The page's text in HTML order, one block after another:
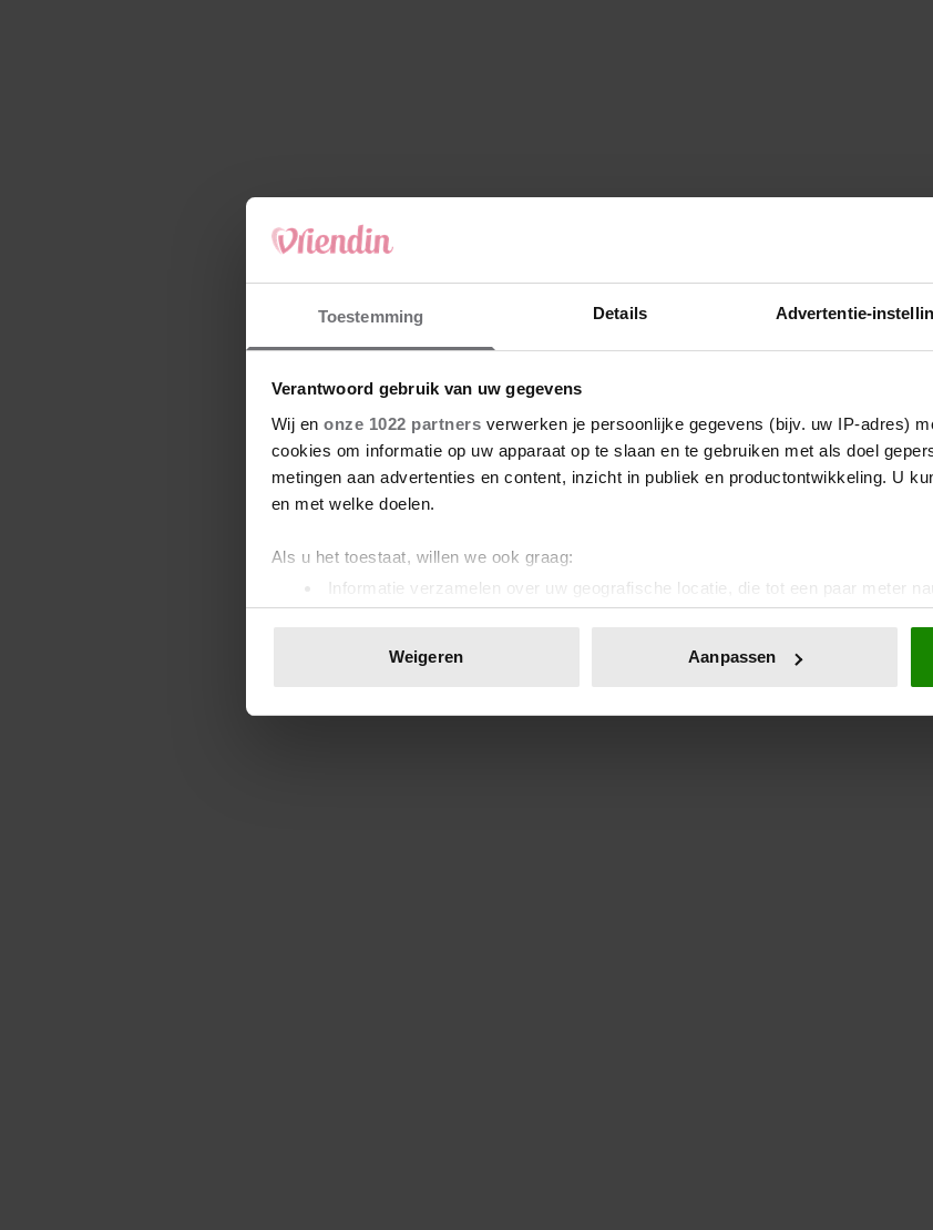
Toestemming Details Advertentie-
Verantwoord gebruik van uw gegevens
Wij en onze 1022 partners verwerken je persoonlijke gegevens (bijv. uw IP-adres)
cookies om informatie op uw apparaat op te slaan en te gebruiken met als doel
metingen aan advertenties en content, inzicht in publiek en productontwikkeling. U
en met welke doelen.
Als u het toestaat, willen we ook graag:
Informatie verzamelen over uw geografische locatie, die tot een paar meter
Uw apparaat identificeren door het actief te scannen op specifieke
toestemming op elk moment wijzigen of intrekken in de Cookieverklaring.
We gebruiken cookies om content en advertenties te personaliseren, om functies
media, adverteren en analyse. Deze partners kunnen deze gegevens combineren
verstrekt of die ze hebben verzameld op basis van uw gebruik van hun services. U
Weigeren Aanpassen